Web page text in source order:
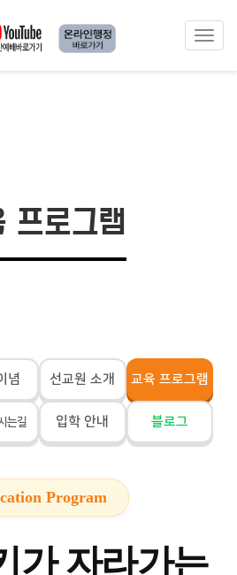
Toggle
프로그램
념 선교원 소개 교육 프로그램
는길 입학 안내 블로그
Program
가 자라가는